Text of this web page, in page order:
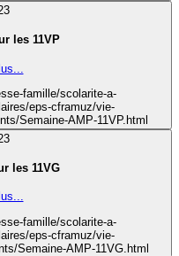
les 11VP
famille/scolarite-a-
eps-cframuz/vie-
Semaine-AMP-11VP.html
les 11VG
famille/scolarite-a-
eps-cframuz/vie-
Semaine-AMP-11VG.html